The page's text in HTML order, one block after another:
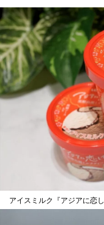
アイスミルク『アジアに恋